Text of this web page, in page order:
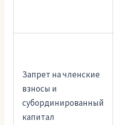
Запрет на членские
взносы и
субординированный
капитал